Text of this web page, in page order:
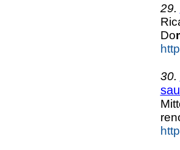
29.
Do
30.